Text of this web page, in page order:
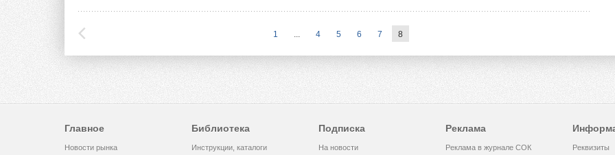
1 ... 4 5 6 7 8
Главное
Новости рынка
Библиотека
Инструкции, каталоги
Подписка
На новости
Реклама
Реклама в журнале СОК Реквизиты